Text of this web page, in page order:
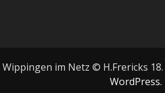
Wippingen im Netz © H.Frericks
WordPress.